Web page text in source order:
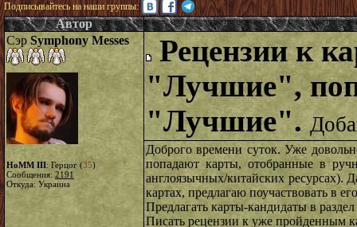
Подписывайтесь на наши группы:
Автор
Сэр Symphony Messes
HoMM III: Герцог (35)
Сообщения: 2191
Откуда: Украина
Рецензии к
"Лучшие",
"Лучшие".
Доброго времени суток. Уже
попадают карты, отобранные в
англоязычных/китайских ресурсах).
картах, предлагаю поучаствовать в
Предлагать карты-кандидаты в раздел
Писать рецензии к уже пройденным